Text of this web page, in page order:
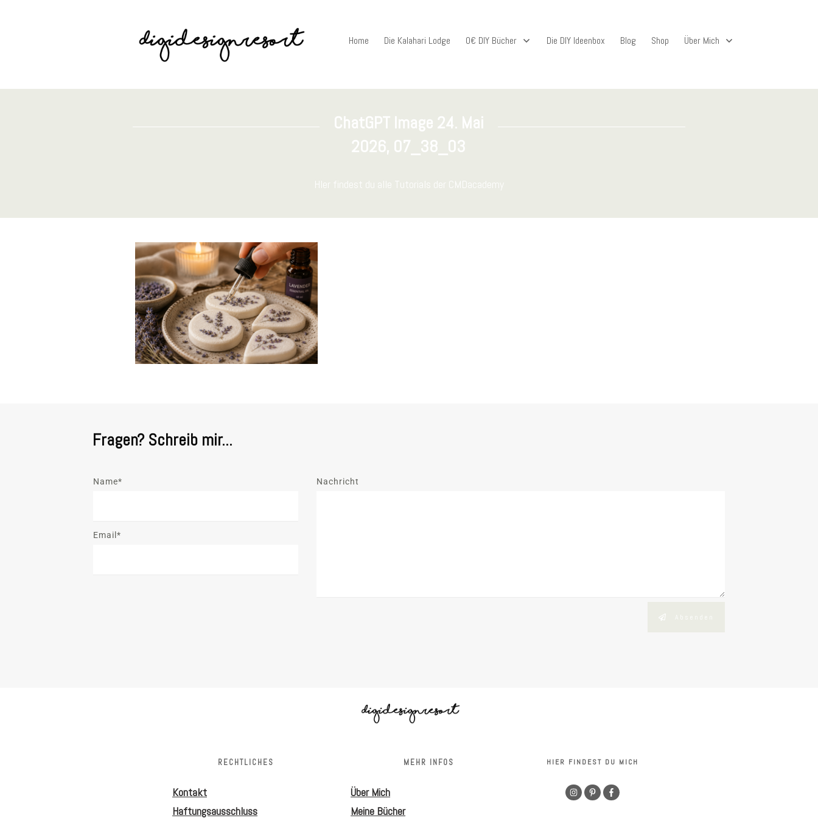
Home Die Kalahari Lodge 0€ DIY Bücher Die DIY Ideenbox Blog Shop Über Mich
ChatGPT Image 24. Mai
2026, 07_38_03
HIer findest du alle Tutorials der CMDacademy
Fragen? Schreib mir...
Name*
Email*
Nachricht
RECHTLICHES
Kontakt
Haftungsausschluss
MEHR INFOS
Über Mich
Meine Bücher
HIER FINDEST DU MICH